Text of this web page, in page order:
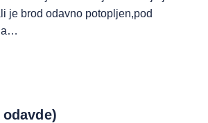
je brod odavno potopljen,pod